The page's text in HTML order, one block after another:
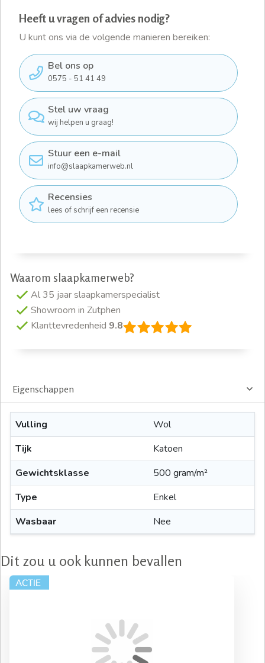
Heeft u vragen of advies nodig?
U kunt ons via de volgende manieren bereiken:
Bel ons op
0575 - 51 41 49
Stel uw vraag
wij helpen u graag!
Stuur een e-mail
info@slaapkamerweb.nl
Recensies
lees of schrijf een recensie
Waarom slaapkamerweb?
Al 35 jaar slaapkamerspecialist
Showroom in Zutphen
Klanttevredenheid 9.8
Eigenschappen
Vulling
Wol
Tijk
Katoen
Gewichtsklasse
500 gram/m²
Type
Enkel
Wasbaar
Nee
Dit zou u ook kunnen bevallen